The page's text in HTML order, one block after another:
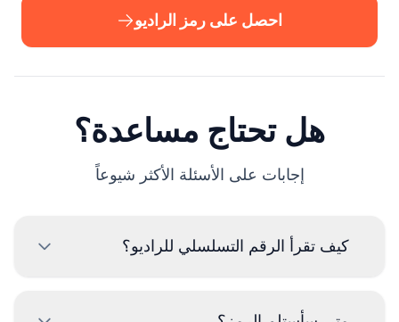
احصل على رمز الراديو
هل تحتاج مساعدة؟
إجابات على الأسئلة الأكثر شيوعاً
كيف تقرأ الرقم التسلسلي للراديو؟
وقراءة الكود من الملصق على جسم الراديو. عادةً ما يكون الرقم